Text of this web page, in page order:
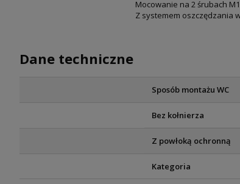
Mocowanie na 2 śrubach
Z systemem oszczędzania
Dane techniczne
Sposób montażu WC
Bez kołnierza
Z powłoką ochronną
Kategoria